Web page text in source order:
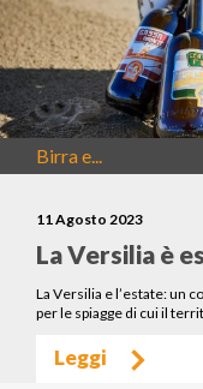
Birra e...
11 Agosto 2023
La Versilia è
La Versilia e l’estate: un
per le spiagge di cui il
Leggi